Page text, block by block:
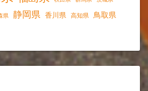
県 静岡県 香川県 高知県 鳥取県